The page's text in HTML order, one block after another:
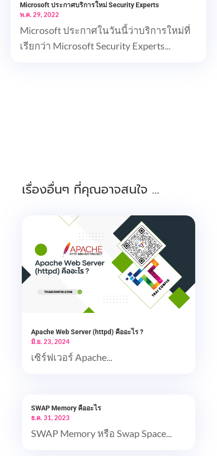
Microsoft ประกาศบริการใหม่ Security Experts
พ.ค. 29, 2022
Microsoft ประกาศในวันนี้ว่าบริการใหม่ที่
เรียกว่า Microsoft Security Experts...
เรื่องอื่นๆ ที่คุณอาจสนใจ …
Apache Web Server (httpd) คืออะไร ?
มิ.ย. 23, 2024
เซิร์ฟเวอร์ Apache...
SWAP Memory คืออะไร
ธ.ค. 31, 2023
SWAP Memory หรือ Swap Space...